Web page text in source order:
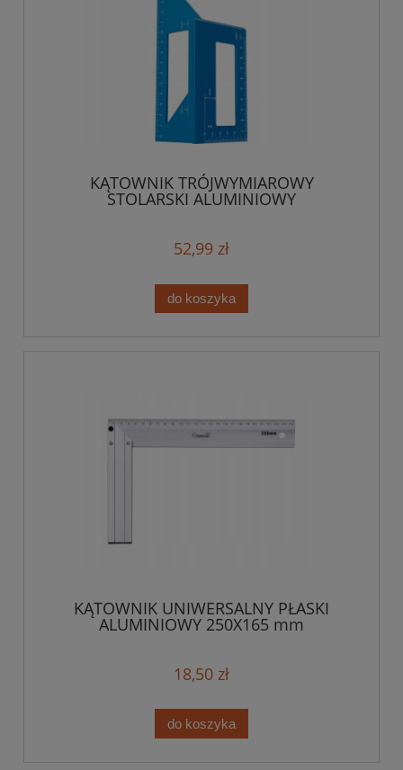
KĄTOWNIK TRÓJWYMIAROWY
STOLARSKI ALUMINIOWY
52,99 zł
do koszyka
KĄTOWNIK UNIWERSALNY PŁASKI
ALUMINIOWY 250X165 mm
18,50 zł
do koszyka